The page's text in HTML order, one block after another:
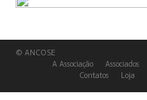
© ANCOSE
A Associação
Associados
Contatos
Loja